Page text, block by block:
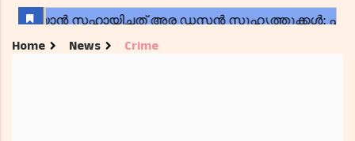
Home News Crime